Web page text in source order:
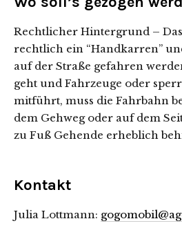
Rechtlicher Hintergrund –
rechtlich ein “Handkarren”
auf der Straße gefahren
geht und Fahrzeuge oder
mitführt, muss die Fahrbahn
dem Gehweg oder auf dem
zu Fuß Gehende erheblich
Kontakt
Julia Lottmann: